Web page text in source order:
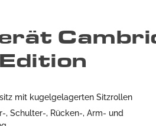
Kraft
App
mit kugelgelagerten Sitzrollen
, Schulter-, Rücken-, Arm- und